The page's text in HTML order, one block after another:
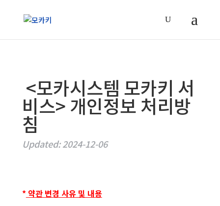
<모카시스템 모카키 서
비스> 개인정보 처리방
침
Updated: 2024-12-06
*약관 변경 사유 및 내용